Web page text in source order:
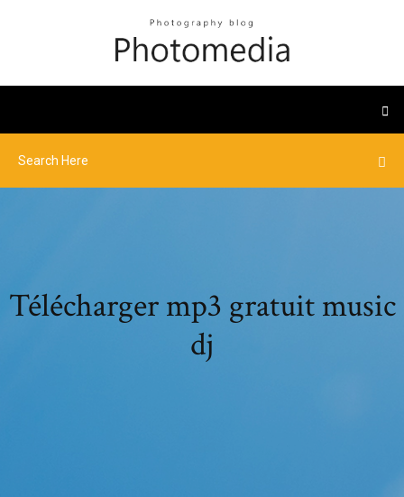
Télécharger mp3 gratuit music
dj